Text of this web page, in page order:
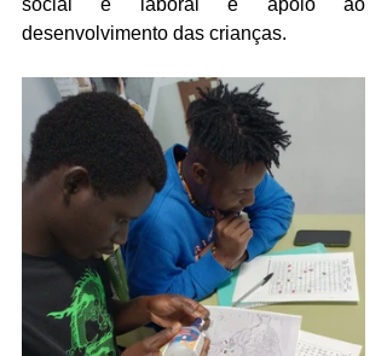
desenvolvimento das crianças.